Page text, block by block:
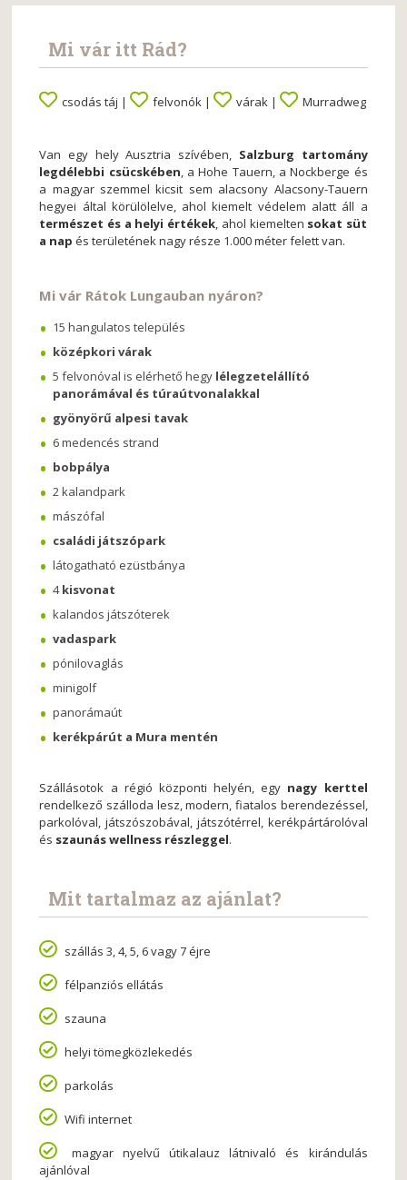
Mi vár itt Rád?
csodás táj | felvonók | várak | Murradweg
Van egy hely Ausztria szívében, Salzburg tartomány
legdélebbi csücskében, a Hohe Tauern, a Nockberge és
a magyar szemmel kicsit sem alacsony Alacsony-Tauern
hegyei által körülölelve, ahol kiemelt védelem alatt áll a
természet és a helyi értékek, ahol kiemelten sokat süt
a nap és területének nagy része 1.000 méter felett van.
Mi vár Rátok Lungauban nyáron?
15 hangulatos település
középkori várak
5 felvonóval is elérhető hegy lélegzetelállító
panorámával és túraútvonalakkal
gyönyörű alpesi tavak
6 medencés strand
bobpálya
2 kalandpark
mászófal
családi játszópark
látogatható ezüstbánya
4kisvonat
kalandos játszóterek
vadaspark
pónilovaglás
minigolf
panorámaút
kerékpárút a Mura mentén
Szállásotok a régió központi helyén, egy nagy kerttel
rendelkező szálloda lesz, modern, fiatalos berendezéssel,
parkolóval, játszószobával, játszótérrel, kerékpártárolóval
és szaunás wellness részleggel.
Mit tartalmaz az ajánlat?
szállás 3, 4, 5, 6 vagy 7 éjre
félpanziós ellátás
szauna
helyi tömegközlekedés
parkolás
Wifi internet
magyar nyelvű útikalauz látnivaló és kirándulás
ajánlóval